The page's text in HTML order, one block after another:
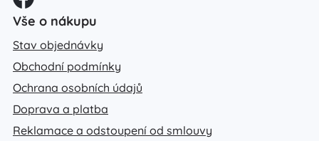
Vše o nákupu
Stav objednávky
Obchodní podmínky
Ochrana osobních údajů
Doprava a platba
Reklamace a odstoupení od smlouvy